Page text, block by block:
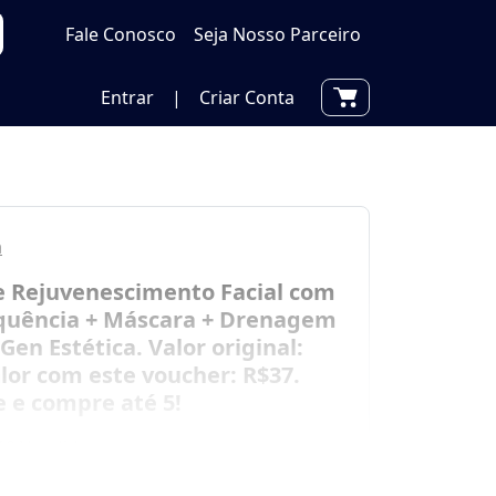
Fale Conosco Seja Nosso Parceiro
Entrar | Criar Conta
Rejuvenescimento Facial com
+ Máscara + Drenagem
Estética. Valor original:
com este voucher: R$37.